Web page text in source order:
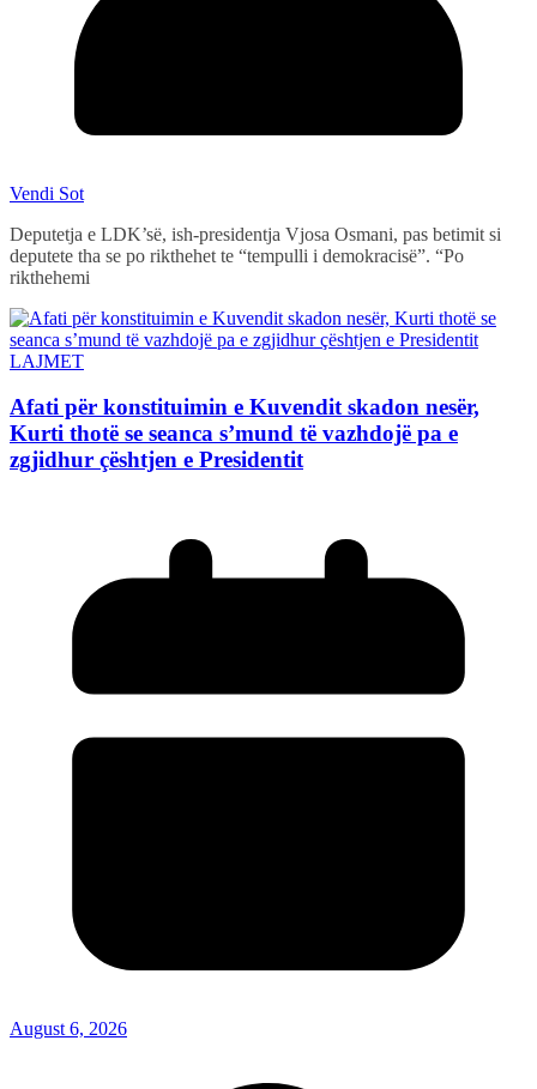
Vendi Sot
Deputetja e LDK’së, ish-presidentja Vjosa Osmani, pas betimit si
deputete tha se po rikthehet te “tempulli i demokracisë”. “Po
rikthehemi
LAJMET
Afati për konstituimin e Kuvendit skadon nesër,
Kurti thotë se seanca s’mund të vazhdojë pa e
zgjidhur çështjen e Presidentit
August 6, 2026